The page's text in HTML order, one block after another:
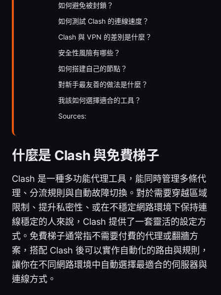
如何避免被封鎖？
如何測試 Clash 的連線速度？
Clash 與 VPN 的差別是什麼？
安全性風險有哪些？
如何搭建自己的節點？
對新手最友善的做法是什麼？
我該如何選擇適合的工具？
Sources:
什麼是 Clash 與免費梯子
Clash 是一種多功能代理工具，能同時管理多條代
理、分流規則與自動故障切換。對於需要穿越區域
限制、提升私密性、或在不穩定網路環境下保持連
線穩定的人來說，Clash 提供了一套靈活的設定方
式。免費梯子通常指不需要付費的代理或翻牆方
案，搭配 Clash 後可以實作自動化的路由與規則，
讓你在不同網路環境中自動選擇最適合的伺服器與
連線方式。